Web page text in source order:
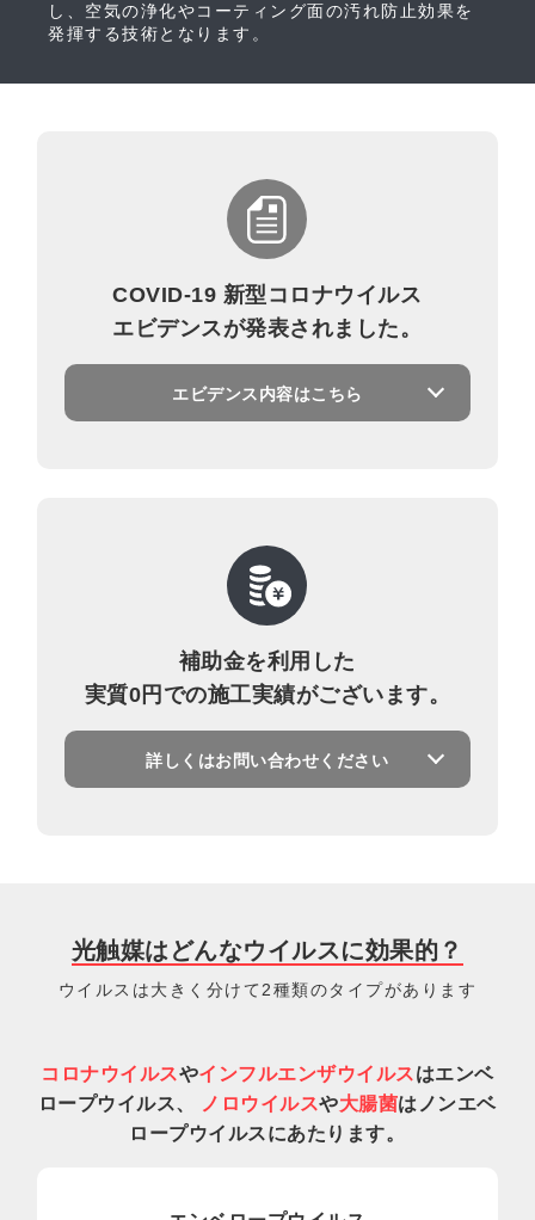
し、空気の浄化やコーティング面の汚れ防止効果を
発揮する技術となります。
COVID-19 新型コロナウイルス
エビデンスが発表されました。
エビデンス内容はこちら
補助金を利用した
実質0円での施工実績がございます。
詳しくはお問い合わせください
光触媒はどんなウイルスに効果的？
ウイルスは大きく分けて2種類のタイプがあります
コロナウイルスやインフルエンザウイルスはエンベ
ロープウイルス、
ノロウイルスや大腸菌はノンエベ
ロープウイルスにあたります。